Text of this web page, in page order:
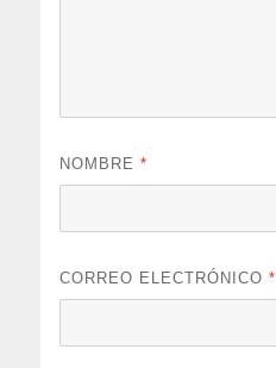
NOMBRE*
CORREO ELECTRÓNICO*